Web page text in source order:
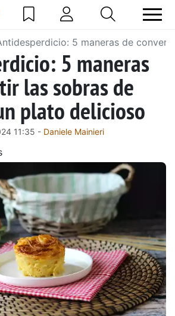
5 maneras de
5 maneras
las sobras de
plato delicioso
11:35 - Daniele Mainieri